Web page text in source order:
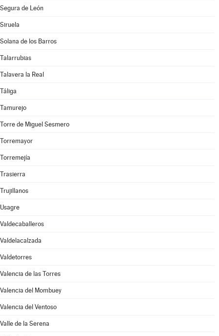
Segura de León
Siruela
Solana de los Barros
Talarrubias
Talavera la Real
Táliga
Tamurejo
Torre de Miguel Sesmero
Torremayor
Torremejía
Trasierra
Trujillanos
Usagre
Valdecaballeros
Valdelacalzada
Valdetorres
Valencia de las Torres
Valencia del Mombuey
Valencia del Ventoso
Valle de la Serena